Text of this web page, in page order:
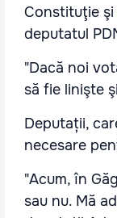
Constituţie şi
deputatul
"Dacă noi
să fie linişte
Deputații,
necesare
"Acum, în
sau nu. Mă